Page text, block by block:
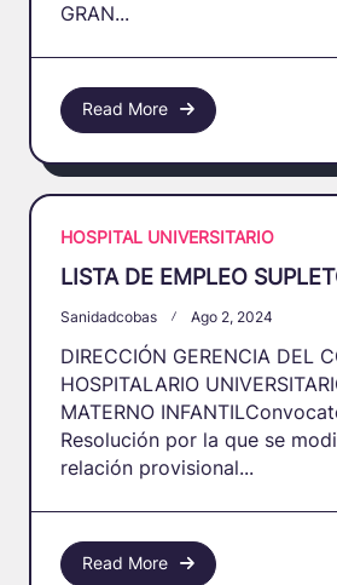
GRAN...
Read More
HOSPITAL UNIVERSITARIO
LISTA DE EMPLEO
Sanidadcobas Ago 2, 2024
DIRECCIÓN GERENCIA DEL
HOSPITALARIO
MATERNO
Resolución por la que se
relación provisional...
Read More